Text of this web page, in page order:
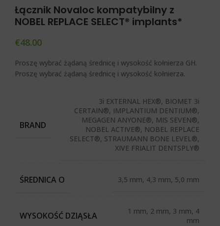
Łącznik Novaloc kompatybilny z
NOBEL REPLACE SELECT® implants*
€48.00
Proszę wybrać żądaną średnicę i wysokość kołnierza GH.
Proszę wybrać żądaną średnicę i wysokość kołnierza.
BRAND
3i EXTERNAL HEX®, BIOMET 3i
CERTAIN®, IMPLANTIUM DENTIUM®,
MEGAGEN ANYONE®, MIS SEVEN®,
NOBEL ACTIVE®, NOBEL REPLACE
SELECT®, STRAUMANN BONE LEVEL®,
XIVE FRIALIT DENTSPLY®
ŚREDNICA O 3,5 mm, 4,3 mm, 5,0 mm
WYSOKOŚĆ DZIĄSŁA
1 mm, 2 mm, 3 mm, 4
mm